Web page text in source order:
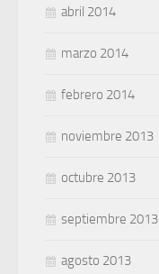
abril 2014
marzo 2014
febrero 2014
noviembre 2013
octubre 2013
septiembre 2013
agosto 2013